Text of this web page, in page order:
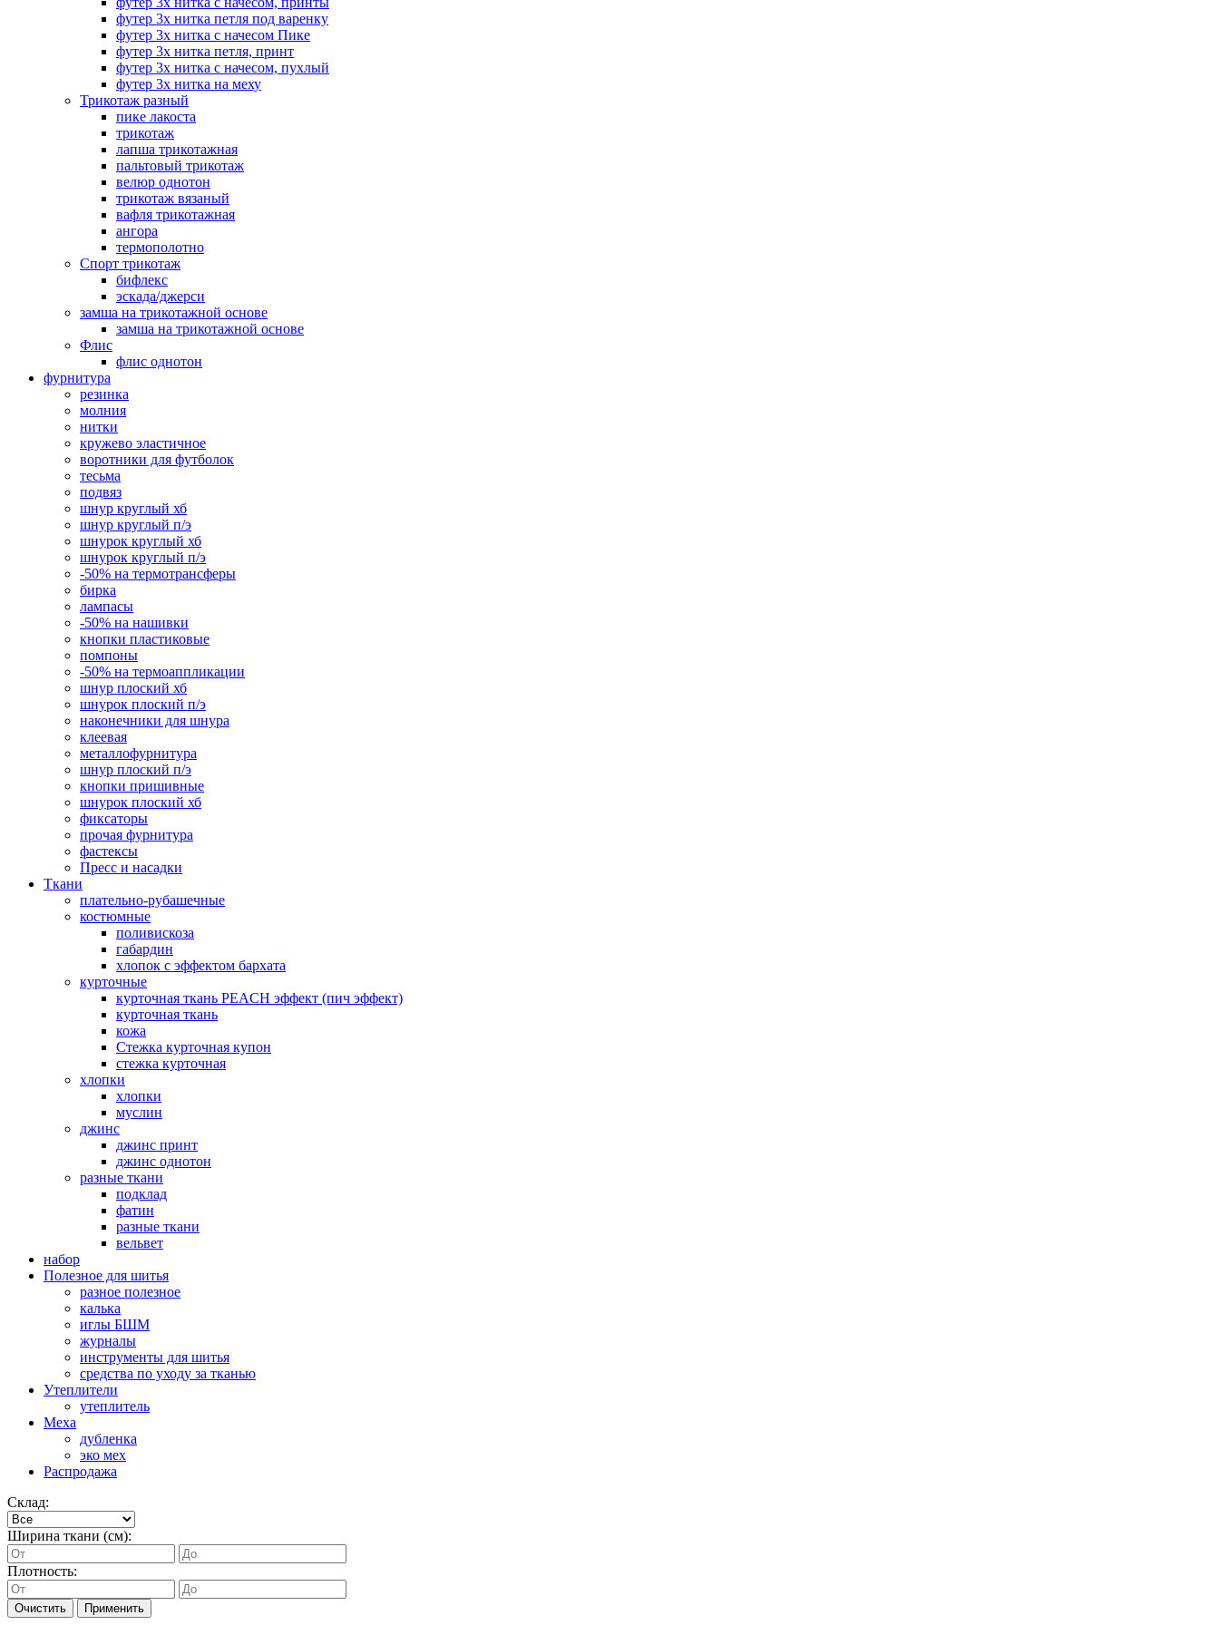
футер 3х нитка петля под варенку
футер 3х нитка с начесом Пике
футер 3х нитка петля, принт
футер 3х нитка с начесом, пухлый
футер 3х нитка на меху
Трикотаж разный
пике лакоста
трикотаж
лапша трикотажная
пальтовый трикотаж
велюр однотон
трикотаж вязаный
вафля трикотажная
ангора
термополотно
Спорт трикотаж
бифлекс
эскада/джерси
замша на трикотажной основе
замша на трикотажной основе
Флис
флис однотон
фурнитура
резинка
молния
нитки
кружево эластичное
воротники для футболок
тесьма
подвяз
шнур круглый хб
шнур круглый п/э
шнурок круглый хб
шнурок круглый п/э
-50% на термотрансферы
бирка
лампасы
-50% на нашивки
кнопки пластиковые
помпоны
-50% на термоаппликации
шнур плоский хб
шнурок плоский п/э
наконечники для шнура
клеевая
металлофурнитура
шнур плоский п/э
кнопки пришивные
шнурок плоский хб
фиксаторы
прочая фурнитура
фастексы
Пресс и насадки
Ткани
плательно-рубашечные
костюмные
поливискоза
габардин
хлопок с эффектом бархата
курточные
курточная ткань PEACH эффект (пич эффект)
курточная ткань
кожа
Стежка курточная купон
стежка курточная
хлопки
хлопки
муслин
джинс
джинс принт
джинс однотон
разные ткани
подклад
фатин
разные ткани
вельвет
набор
Полезное для шитья
разное полезное
калька
иглы БШМ
журналы
инструменты для шитья
средства по уходу за тканью
Утеплители
утеплитель
Меха
дубленка
эко мех
Распродажа
Склад:
Ширина ткани (см):
Плотность:
Очистить Применить